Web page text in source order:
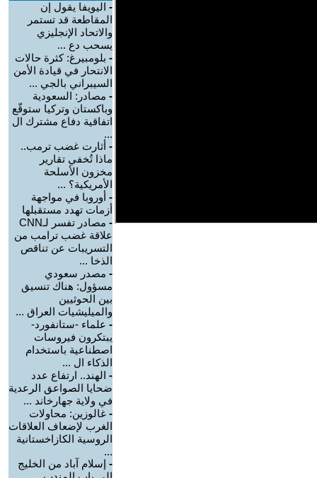
- اليويفا يقول إن
المقاطعة قد تستمر
والاتحاد الإنجليزي
يسحب دع ...
- بلومبيرغ: كثرة حالات
الانتحار في قيادة الأمن
السيبراني بالجي ...
- مصادر: السعودية
وباكستان وتركيا ستوقّع
اتفاقية دفاع مشترك ال
...
- أثارت غضب ترمب..
ماذا تُخفي تقارير
مخزون الأسلحة
الأمريكية؟ ...
- أوروبا في مواجهة
أزمات تهدد مستقبلها
-
مصادر تفسر لـCNN
علاقة غضب ترامب من
التسريبات عن تناقص
الذخا ...
- مصدر سعودي
مسؤول: هناك تنسيق
بين الحوثيين
والميليشيات العراق ...
- علماء -ستانفورد-
يبتكرون فيروسات
اصطناعية باستخدام
الذكاء ال ...
- الهند.. ارتفاع عدد
ضحايا الصواعق الرعدية
في ولاية جهارخاند ...
- غالوزين: محاولات
الغرب لإضعاف العلاقات
الروسية الكازاخستانية
...
- إسلام آباد من الخليج